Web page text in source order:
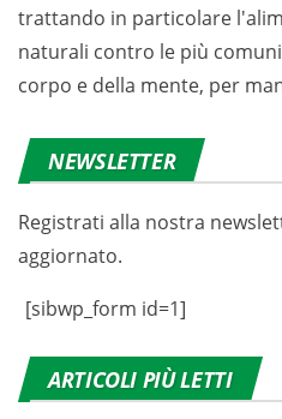
trattando in particolare
naturali contro le più
corpo e della mente, per
NEWSLETTER
Registrati alla nostra
aggiornato.
[sibwp_form id=1]
ARTICOLI PIÙ LETTI